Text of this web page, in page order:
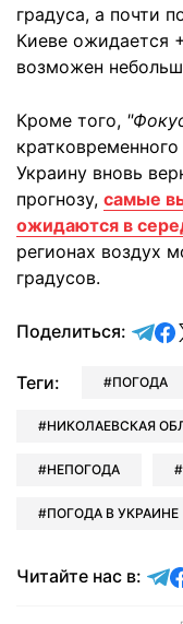
градуса, а почти
Киеве ожидается
возможен
Кроме того,
Украину вновь
прогнозу, самые
ожидаются в
регионах воздух
градусов.
Поделиться:
Теги: ПОГОДА
НИКОЛАЕВСКАЯ
НЕПОГОДА
ПОГОДА В УКРАИНЕ
Читайте нас в: